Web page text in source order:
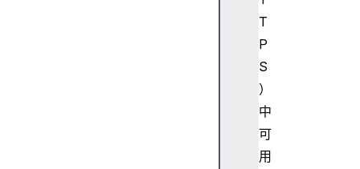
T
P
S
）
中
可
用